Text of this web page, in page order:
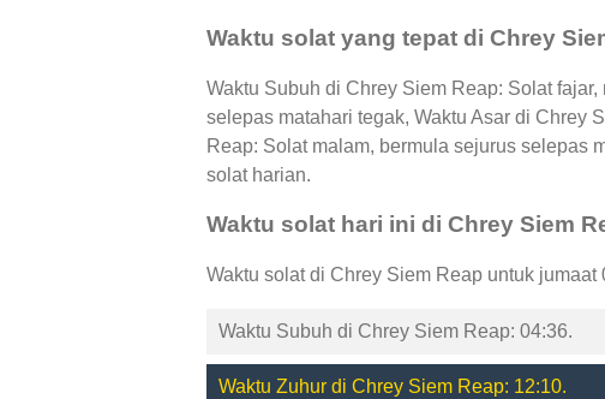
Waktu solat yang tepat di Chrey
Waktu Subuh di Chrey Siem Reap: Solat
selepas matahari tegak, Waktu Asar di Chrey
Reap: Solat malam, bermula sejurus selepas
solat harian.
Waktu solat hari ini di Chrey Siem
Waktu solat di Chrey Siem Reap untuk jumaat
Waktu Subuh di Chrey Siem Reap: 04:36.
Waktu Zuhur di Chrey Siem Reap: 12:10.